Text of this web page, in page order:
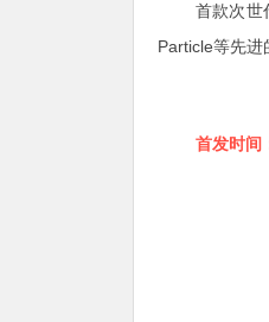
首款次世
Particle等先进
首发时间